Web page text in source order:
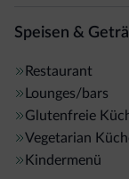
und die berühmte
nur 15 Minuten
nahegelegenen
Speisen &
Restaurant
Lounges/bars
Glutenfreie
Vegetarian
Kindermenü